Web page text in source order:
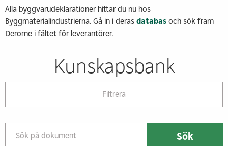
Alla byggvarudeklarationer hittar du nu hos
Byggmaterialindustrierna. Gå in i deras databas och sök fram
Derome i fältet för leverantörer.
Kunskapsbank
Filtrera